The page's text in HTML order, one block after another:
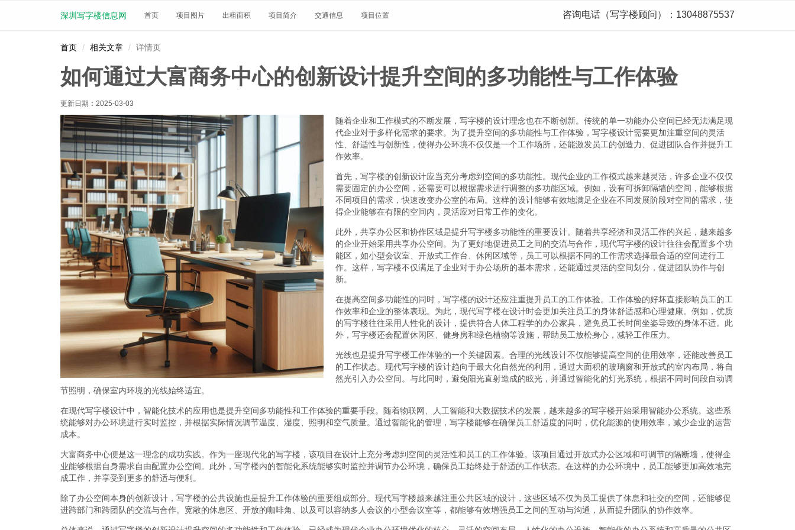
深圳写字楼信息网 首页 项目图片 出租面积 项目简介 交通信息 项目位置 咨询电话（写字楼顾问）：13048875537
首页 相关文章 详情页
如何通过大富商务中心的创新设计提升空间的多功能性与工作体验
更新日期： 2025-03-03
随着企业和工作模式的不断发展，写字楼的设计理念也在不断创新。传统的单一功能办公空间已经无法满足现
代企业对于多样化需求的要求。为了提升空间的多功能性与工作体验，写字楼设计需要更加注重空间的灵活
性、舒适性与创新性，使得办公环境不仅仅是一个工作场所，还能激发员工的创造力、促进团队合作并提升工
作效率。
首先，写字楼的创新设计应当充分考虑到空间的多功能性。现代企业的工作模式越来越灵活，许多企业不仅仅
需要固定的办公空间，还需要可以根据需求进行调整的多功能区域。例如，设有可拆卸隔墙的空间，能够根据
不同项目的需求，快速改变办公室的布局。这样的设计能够有效地满足企业在不同发展阶段对空间的需求，使
得企业能够在有限的空间内，灵活应对日常工作的变化。
此外，共享办公区和协作区域是提升写字楼多功能性的重要设计。随着共享经济和灵活工作的兴起，越来越多
的企业开始采用共享办公空间。为了更好地促进员工之间的交流与合作，现代写字楼的设计往往会配置多个功
能区，如小型会议室、开放式工作台、休闲区域等，员工可以根据不同的工作需求选择最合适的空间进行工
作。这样，写字楼不仅满足了企业对于办公场所的基本需求，还能通过灵活的空间划分，促进团队协作与创
新。
在提高空间多功能性的同时，写字楼的设计还应注重提升员工的工作体验。工作体验的好坏直接影响员工的工
作效率和企业的整体表现。为此，现代写字楼在设计时会更加关注员工的身体舒适感和心理健康。例如，优质
的写字楼往往采用人性化的设计，提供符合人体工程学的办公家具，避免员工长时间坐姿导致的身体不适。此
外，写字楼还会配置休闲区、健身房和绿色植物等设施，帮助员工放松身心，减轻工作压力。
光线也是提升写字楼工作体验的一个关键因素。合理的光线设计不仅能够提高空间的使用效率，还能改善员工
的工作状态。现代写字楼的设计趋向于最大化自然光的利用，通过大面积的玻璃窗和开放式的室内布局，将自
然光引入办公空间。与此同时，避免阳光直射造成的眩光，并通过智能化的灯光系统，根据不同时间段自动调
节照明，确保室内环境的光线始终适宜。
在现代写字楼设计中，智能化技术的应用也是提升空间多功能性和工作体验的重要手段。随着物联网、人工智能和大数据技术的发展，越来越多的写字楼开始采用智能办公系统。这些系
统能够对办公环境进行实时监控，并根据实际情况调节温度、湿度、照明和空气质量。通过智能化的管理，写字楼能够在确保员工舒适度的同时，优化能源的使用效率，减少企业的运营
成本。
大富商务中心便是这一理念的成功实践。作为一座现代化的写字楼，该项目在设计上充分考虑到空间的灵活性和员工的工作体验。该项目通过开放式办公区域和可调节的隔断墙，使得企
业能够根据自身需求自由配置办公空间。此外，写字楼内的智能化系统能够实时监控并调节办公环境，确保员工始终处于舒适的工作状态。在这样的办公环境中，员工能够更加高效地完
成工作，并享受到更多的舒适与便利。
除了办公空间本身的创新设计，写字楼的公共设施也是提升工作体验的重要组成部分。现代写字楼越来越注重公共区域的设计，这些区域不仅为员工提供了休息和社交的空间，还能够促
进跨部门和跨团队的交流与合作。宽敞的休息区、开放的咖啡角、以及可以容纳多人会议的小型会议室等，都能够有效增强员工之间的互动与沟通，从而提升团队的协作效率。